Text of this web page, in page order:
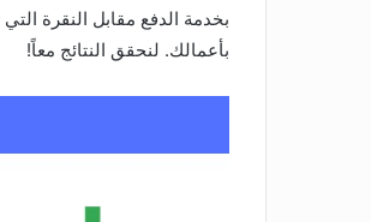
بخدمة الدفع مقابل النقرة
بأعمالك. لنحقق النتائج معاً!